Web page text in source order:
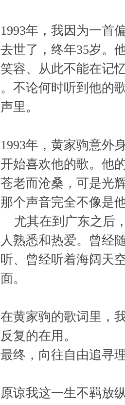
1993年，我因为一首
去世了，终年35岁。
笑容、从此不能在记
。不论何时听到他的
声里。
1993年，黄家驹意外
开始喜欢他的歌。他
苍老而沧桑，可是光
那个声音完全不像是
尤其在到广东之后
人熟悉和热爱。曾经
听、曾经听着海阔天
面。
在黄家驹的歌词里，
反复的在用。
最终，向往自由追寻
原谅我这一生不羁放